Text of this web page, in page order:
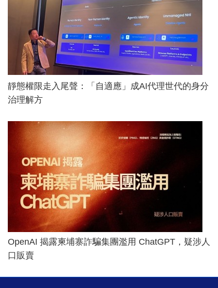
靜態權限走入尾聲：「自適應」成AI代理世代的身分
治理解方
OpenAI 揭露柬埔寨詐騙集團濫用 ChatGPT，疑涉人
口販賣